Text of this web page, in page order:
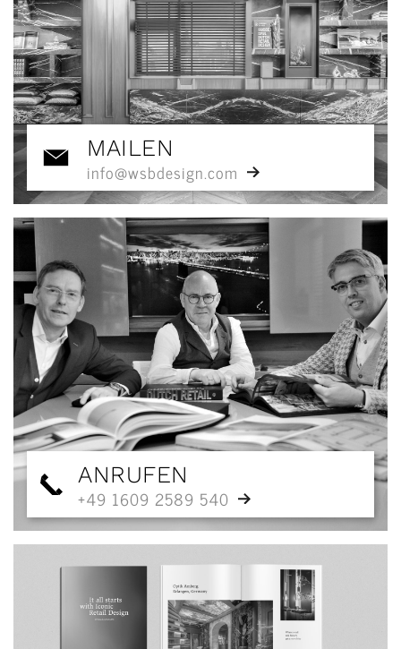
MAILEN
info@wsbdesign.com
ANRUFEN
+49 1609 2589 540